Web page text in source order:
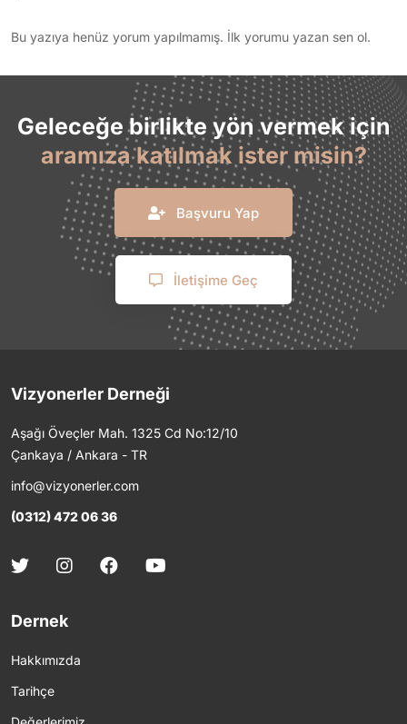
Bu yazıya henüz yorum yapılmamış. İlk yorumu yazan sen ol.
Geleceğe birlikte yön vermek için
aramıza katılmak ister misin?
Başvuru Yap
İletişime Geç
Vizyonerler Derneği
Aşağı Öveçler Mah. 1325 Cd No:12/10
Çankaya / Ankara - TR
info@vizyonerler.com
(0312) 472 06 36
Dernek
Hakkımızda
Tarihçe